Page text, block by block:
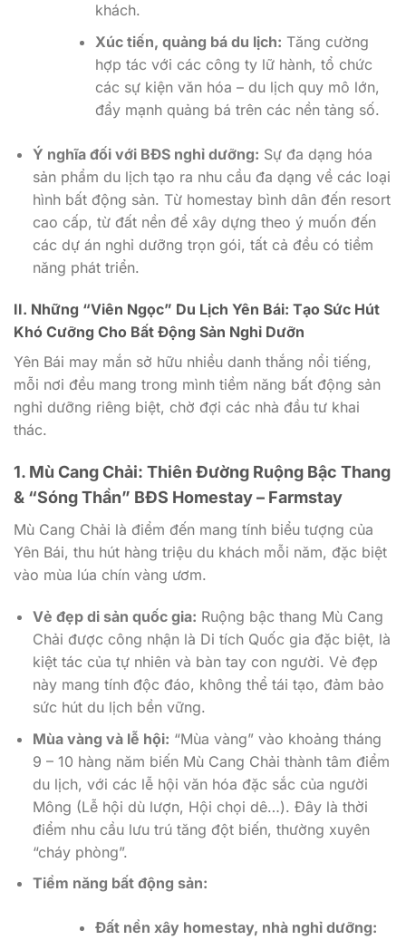
khách.
Xúc tiến, quảng bá du lịch: Tăng cường
hợp tác với các công ty lữ hành, tổ chức
các sự kiện văn hóa – du lịch quy mô lớn,
đẩy mạnh quảng bá trên các nền tảng số.
Ý nghĩa đối với BĐS nghỉ dưỡng: Sự đa dạng hóa
sản phẩm du lịch tạo ra nhu cầu đa dạng về các loại
hình bất động sản. Từ homestay bình dân đến resort
cao cấp, từ đất nền để xây dựng theo ý muốn đến
các dự án nghỉ dưỡng trọn gói, tất cả đều có tiềm
năng phát triển.
II. Những “Viên Ngọc” Du Lịch Yên Bái: Tạo Sức Hút
Khó Cưỡng Cho Bất Động Sản Nghỉ Dưỡn
Yên Bái may mắn sở hữu nhiều danh thắng nổi tiếng,
mỗi nơi đều mang trong mình tiềm năng bất động sản
nghỉ dưỡng riêng biệt, chờ đợi các nhà đầu tư khai
thác.
1. Mù Cang Chải: Thiên Đường Ruộng Bậc Thang
& “Sóng Thần” BĐS Homestay – Farmstay
Mù Cang Chải là điểm đến mang tính biểu tượng của
Yên Bái, thu hút hàng triệu du khách mỗi năm, đặc biệt
vào mùa lúa chín vàng ươm.
Vẻ đẹp di sản quốc gia: Ruộng bậc thang Mù Cang
Chải được công nhận là Di tích Quốc gia đặc biệt, là
kiệt tác của tự nhiên và bàn tay con người. Vẻ đẹp
này mang tính độc đáo, không thể tái tạo, đảm bảo
sức hút du lịch bền vững.
Mùa vàng và lễ hội: “Mùa vàng” vào khoảng tháng
9 – 10 hàng năm biến Mù Cang Chải thành tâm điểm
du lịch, với các lễ hội văn hóa đặc sắc của người
Mông (Lễ hội dù lượn, Hội chọi dê…). Đây là thời
điểm nhu cầu lưu trú tăng đột biến, thường xuyên
“cháy phòng”.
Tiềm năng bất động sản:
Đất nền xây homestay, nhà nghỉ dưỡng: